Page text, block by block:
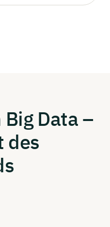
Big Data –
des